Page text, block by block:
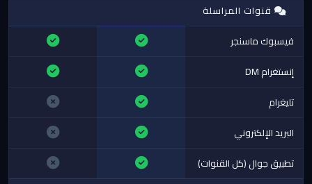
قنوات المراسلة
فيسبوك ماسنجر
إنستغرام DM
تليغرام
البريد الإلكتروني
تطبيق جوال (كل القنوات)